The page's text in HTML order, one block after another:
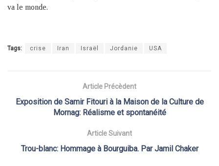
va le monde.
Tags: crise Iran Israël Jordanie USA
Article Précèdent
Exposition de Samir Fitouri à la Maison de la Culture de
Mornag: Réalisme et spontanéité
Article Suivant
Trou-blanc: Hommage à Bourguiba. Par Jamil Chaker